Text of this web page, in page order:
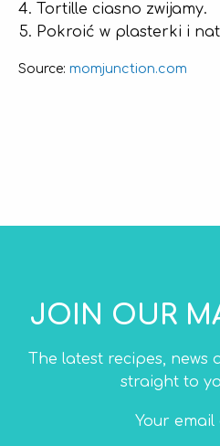
Tortille ciasno zwijamy.
Pokroić w plasterki i
Source: momjunction.com
JOIN OUR
The latest recipes, news
straight to